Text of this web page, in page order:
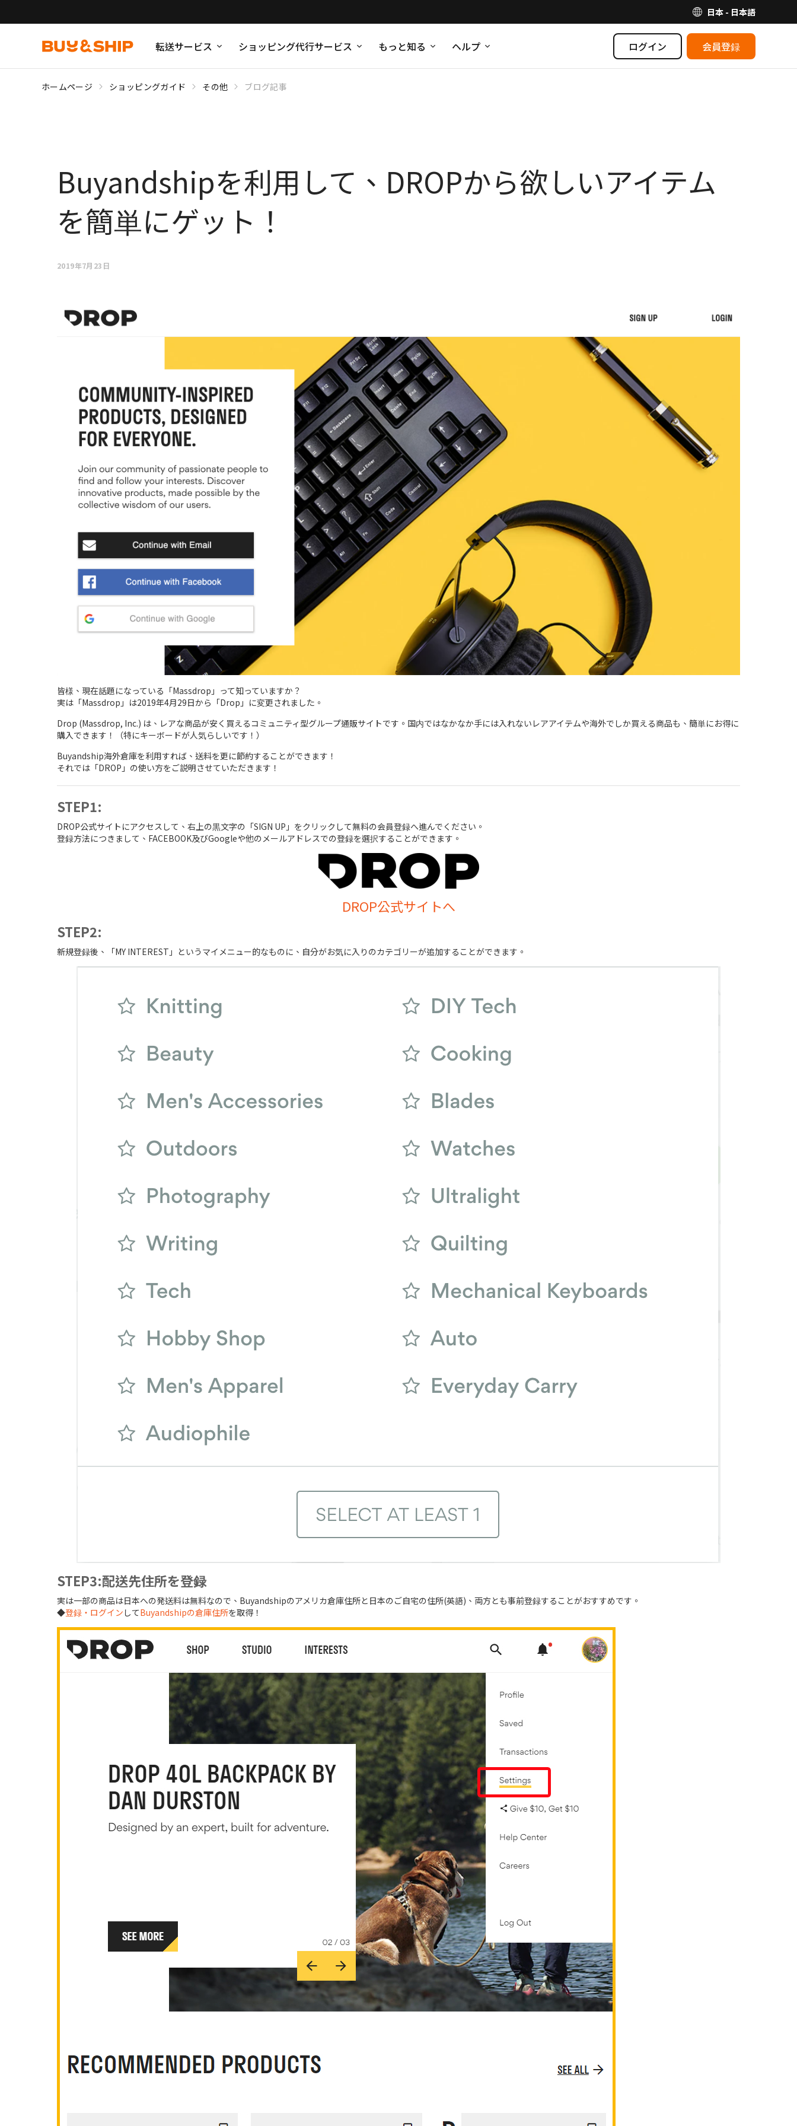
日本 - 日本語
転送サービス ショッピング代行サービス もっと知る ヘルプ ログイン 会員登録
ホームページ ショッピングガイド その他 ブログ記事
Buyandshipを利用して、DROPから欲しいアイテム
を簡単にゲット！
2019年7月23日
皆様、現在話題になっている「Massdrop」って知っていますか？
実は「Massdrop」は2019年4月29日から「Drop」に変更されました。
Drop (Massdrop, Inc.) は、レアな商品が安く買えるコミュニティ型グループ通販サイトです。国内ではなかなか手には入れないレアアイテムや海外でしか買える商品も、簡単にお得に
購入できます！（特にキーボードが人気らしいです！）
Buyandship海外倉庫を利用すれば、送料を更に節約することができます！
それでは「DROP」の使い方をご説明させていただきます！
STEP1:
DROP公式サイトにアクセスして、右上の黒文字の「SIGN UP」をクリックして無料の会員登録へ進んでください。
登録方法につきまして、FACEBOOK及びGoogleや他のメールアドレスでの登録を選択することができます。
DROP公式サイトへ
STEP2:
新規登録後、「MY INTEREST」というマイメニュー的なものに、自分がお気に入りのカテゴリーが追加することができます。
STEP3:配送先住所を登録
実は一部の商品は日本への発送料は無料なので、Buyandshipのアメリカ倉庫住所と日本のご自宅の住所(英語)、両方とも事前登録することがおすすめです。
◆登録・ログイン してBuyandshipの倉庫住所を取得！